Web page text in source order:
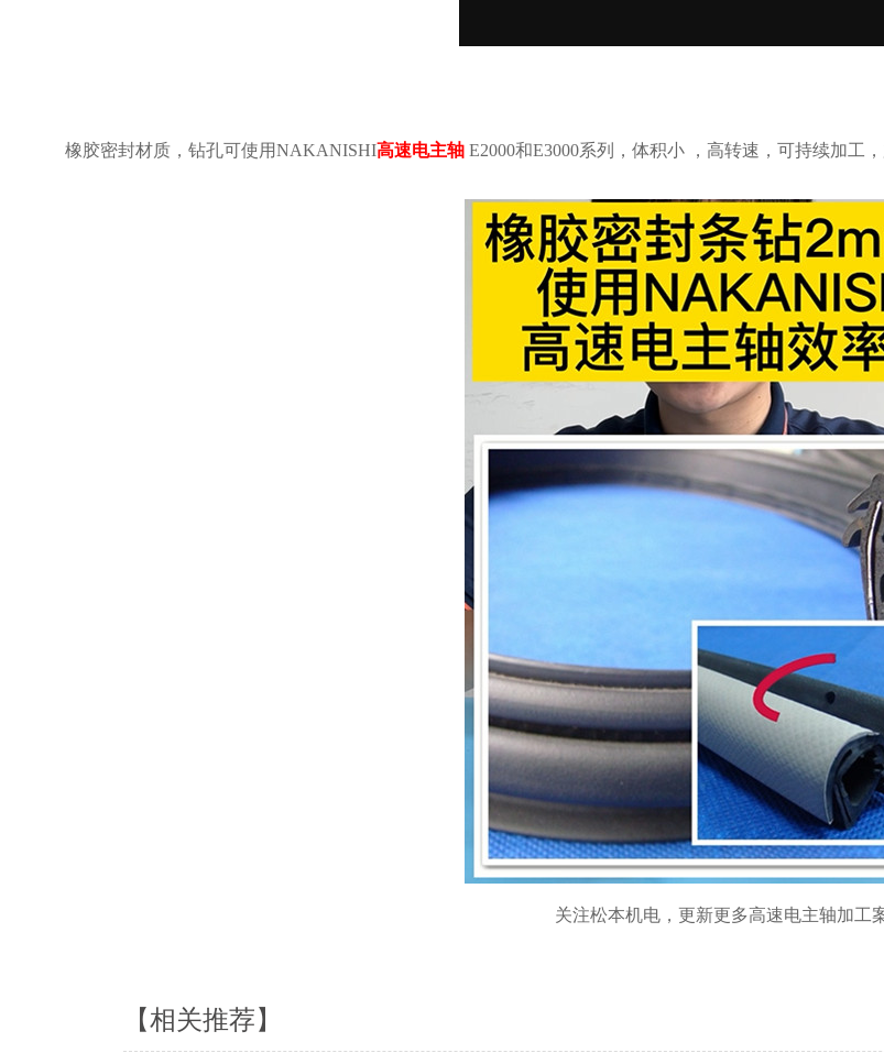
橡胶密封材质，钻孔可使用NAKANISHI高速电主轴 E2000和E3000系列，体积小 ，高转速，可持续加工
关注松本机电，更新更多高速电主轴加工
【相关推荐】